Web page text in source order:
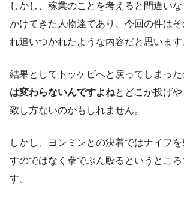
しかし、稼業のことを考えると間違い
かけてきた人物達であり、今回の件は
れ追いつかれたような内容だと思います
結果としてトッケビへと戻ってしまっ
は変わらないんですよねとどこか投げ
致し方ないのかもしれません。
しかし、ヨンミンとの決着ではナイフ
すのではなく拳でぶん殴るというところ
す。